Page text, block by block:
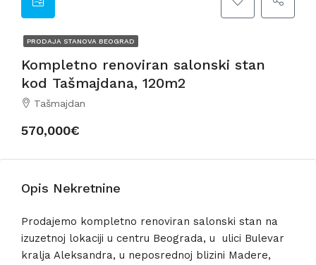
PRODAJA STANOVA BEOGRAD
Kompletno renoviran salonski stan
kod Tašmajdana, 120m2
Tašmajdan
570,000€
Opis Nekretnine
Prodajemo kompletno renoviran salonski stan na
izuzetnoj lokaciji u centru Beograda, u ulici Bulevar
kralja Aleksandra, u neposrednoj blizini Madere,